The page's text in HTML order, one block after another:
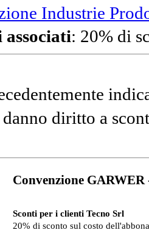
Industrie
associati: 20% di
diritto a
Convenzione
Sconti per i clienti Tecno Srl
20% di sconto sul costo